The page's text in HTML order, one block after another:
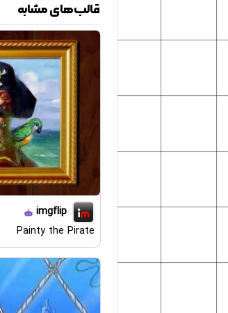
قالب‌های مشابه
imgflip
Painty the Pirate